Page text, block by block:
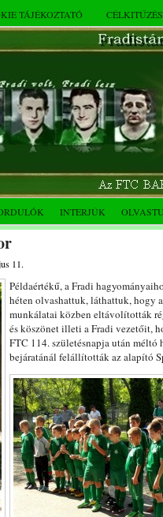
TÁJÉKOZTATÓ
INTERJÚK
11.
Példaértékű, a Fradi
héten olvashattuk, láthattuk, hogy
munkálatai közben eltávolították
és köszönet illeti a Fradi vezetőit,
FTC 114. születésnapja után
bejáratánál felállították az alapító